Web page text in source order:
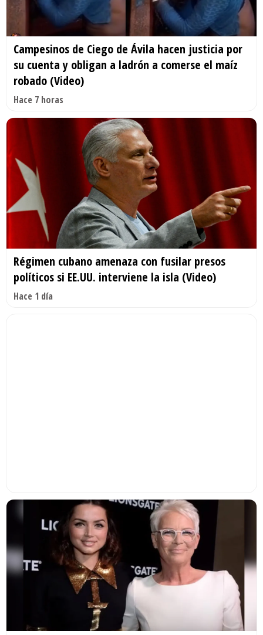
Campesinos de Ciego de Ávila hacen justicia por
su cuenta y obligan a ladrón a comerse el maíz
robado (Video)
Hace 7 horas
Régimen cubano amenaza con fusilar presos
políticos si EE.UU. interviene la isla (Video)
Hace 1 día